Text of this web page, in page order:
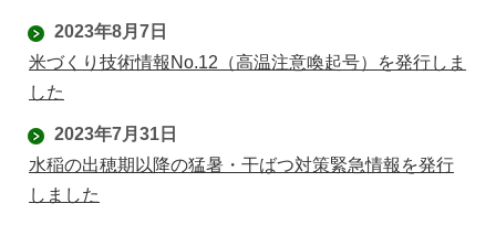
2023年8月7日
米づくり技術情報No.12（高温注意喚起号）を発行しま
した
2023年7月31日
水稲の出穂期以降の猛暑・干ばつ対策緊急情報を発行
しました